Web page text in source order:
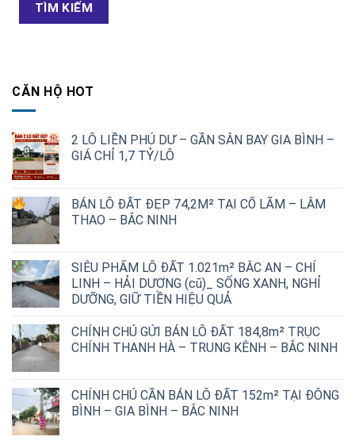
TÌM KIẾM
CĂN HỘ HOT
2 LÔ LIỀN PHÚ DƯ – GẦN SÂN BAY GIA BÌNH –
GIÁ CHỈ 1,7 TỶ/LÔ
là:
2,500,000,000 ₫.
tại
là:
BÁN LÔ ĐẤT ĐẸP 74,2M² TẠI CỔ LÃM – LÂM
THAO – BẮC NINH
SIÊU PHẨM LÔ ĐẤT 1.021m² BẮC AN – CHÍ
LINH – HẢI DƯƠNG (cũ)_ SỐNG XANH, NGHỈ
DƯỠNG, GIỮ TIỀN HIỆU QUẢ
CHÍNH CHỦ GỬI BÁN LÔ ĐẤT 184,8m² TRỤC
CHÍNH THANH HÀ – TRUNG KÊNH – BẮC NINH
CHÍNH CHỦ CẦN BÁN LÔ ĐẤT 152m² TẠI ĐÔNG
BÌNH – GIA BÌNH – BẮC NINH